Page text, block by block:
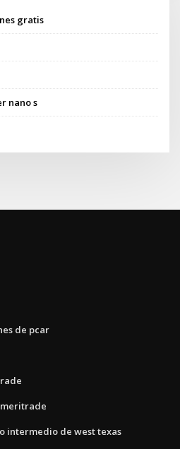
gratis
nano s
de pcar
intermedio de west texas